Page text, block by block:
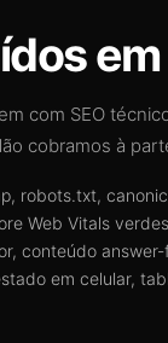
com SEO
cobramos à
robots.txt,
Web Vitals
conteúdo
em celular,